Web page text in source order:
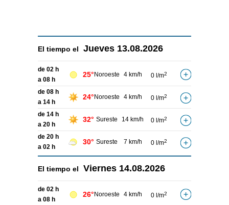
El tiempo el Jueves 13.08.2026
de 02 h
a 08 h
25° Noroeste 4 km/h 0 l/m2
de 08 h
a 14 h
24° Noroeste 4 km/h 0 l/m2
de 14 h
a 20 h
32° Sureste 14 km/h 0 l/m2
de 20 h
a 02 h
30° Sureste 7 km/h 0 l/m2
El tiempo el Viernes 14.08.2026
de 02 h
a 08 h
26° Noroeste 4 km/h 0 l/m2